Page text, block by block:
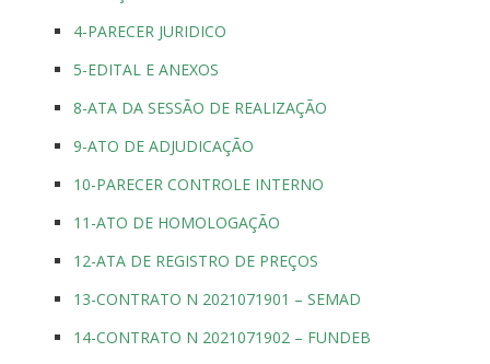
4-PARECER JURIDICO
5-EDITAL E ANEXOS
8-ATA DA SESSÃO DE REALIZAÇÃO
9-ATO DE ADJUDICAÇÃO
10-PARECER CONTROLE INTERNO
11-ATO DE HOMOLOGAÇÃO
12-ATA DE REGISTRO DE PREÇOS
13-CONTRATO N 2021071901 – SEMAD
14-CONTRATO N 2021071902 – FUNDEB